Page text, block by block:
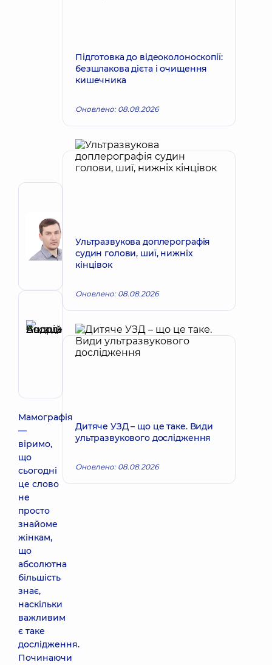
Володимирович
Онколог;
Лікар
Рецензент
Басацький
Андрій
Володимирович
Запис до лікаря
Мамографія
—
віримо,
що
сьогодні
це слово
не
просто
знайоме
жінкам,
що
абсолютна
більшість
знає,
наскільки
важливим
є таке
дослідження.
Починаючи
Підготовка до відеоколоноскопії:
безшлакова дієта і очищення
кишечника
Оновлено: 08.08.2026
Ультразвукова доплерографія
судин голови, шиї, нижніх
кінцівок
Оновлено: 08.08.2026
Дитяче УЗД – що це таке. Види
ультразвукового дослідження
Оновлено: 08.08.2026